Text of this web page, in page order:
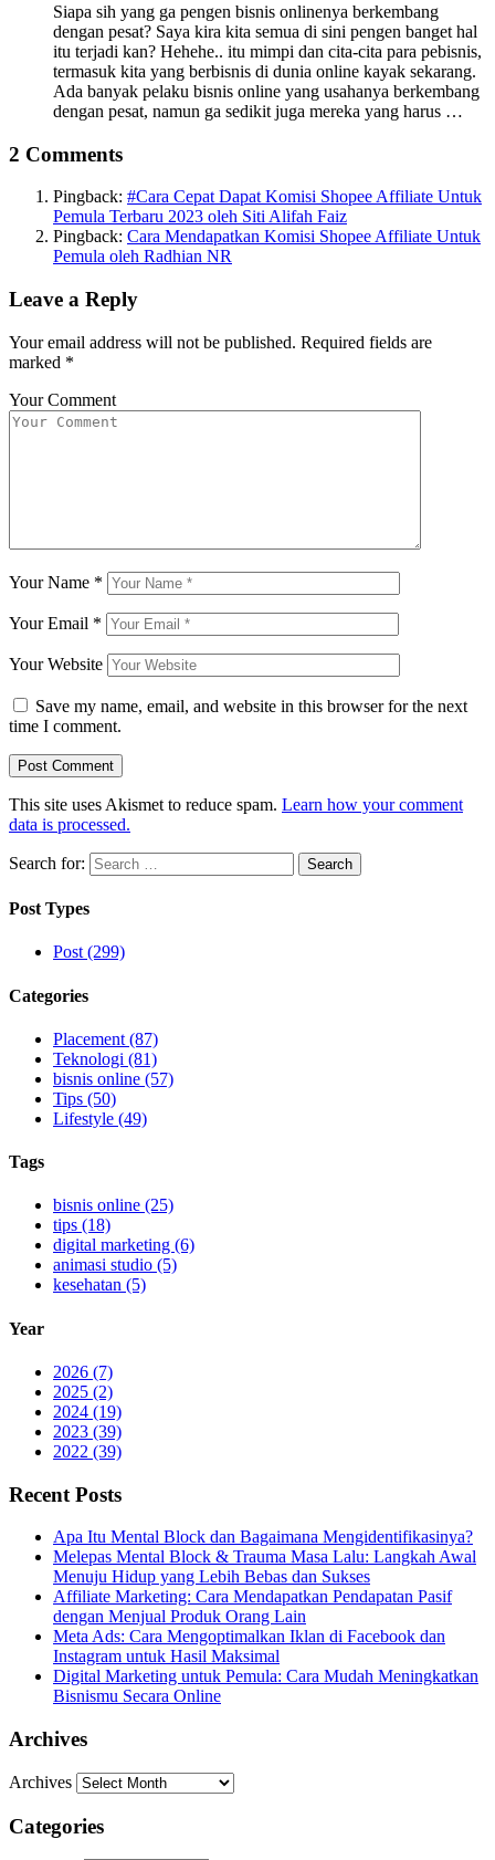
Siapa sih yang ga pengen bisnis onlinenya berkembang
dengan pesat? Saya kira kita semua di sini pengen banget hal
itu terjadi kan? Hehehe.. itu mimpi dan cita-cita para pebisnis,
termasuk kita yang berbisnis di dunia online kayak sekarang.
Ada banyak pelaku bisnis online yang usahanya berkembang
dengan pesat, namun ga sedikit juga mereka yang harus …
2 Comments
Pingback: #Cara Cepat Dapat Komisi Shopee Affiliate Untuk
Pemula Terbaru 2023 oleh Siti Alifah Faiz
Pingback: Cara Mendapatkan Komisi Shopee Affiliate Untuk
Pemula oleh Radhian NR
Leave a Reply
Your email address will not be published. Required fields are
marked *
Your Comment
Your Name *
Your Email *
Your Website
Save my name, email, and website in this browser for the next
time I comment.
This site uses Akismet to reduce spam. Learn how your comment
data is processed.
Search for:
Post Types
Post (299)
Categories
Placement (87)
Teknologi (81)
bisnis online (57)
Tips (50)
Lifestyle (49)
Tags
bisnis online (25)
tips (18)
digital marketing (6)
animasi studio (5)
kesehatan (5)
Year
2026 (7)
2025 (2)
2024 (19)
2023 (39)
2022 (39)
Recent Posts
Apa Itu Mental Block dan Bagaimana Mengidentifikasinya?
Melepas Mental Block & Trauma Masa Lalu: Langkah Awal
Menuju Hidup yang Lebih Bebas dan Sukses
Affiliate Marketing: Cara Mendapatkan Pendapatan Pasif
dengan Menjual Produk Orang Lain
Meta Ads: Cara Mengoptimalkan Iklan di Facebook dan
Instagram untuk Hasil Maksimal
Digital Marketing untuk Pemula: Cara Mudah Meningkatkan
Bisnismu Secara Online
Archives
Archives
Categories